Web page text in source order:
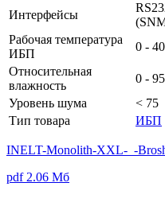
Интерфейсы
Рабочая температура
ИБП
0 -
Относительная
влажность
0 -
Уровень шума
< 75
Тип товара
ИБП
INELT-Monolith-XXL-_-
pdf 2.06 Мб